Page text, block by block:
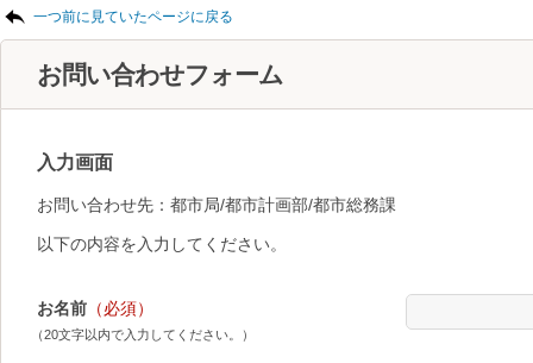
一つ前に見ていたページに戻る
お問い合わせフォーム
入力画面
お問い合わせ先：都市局/都市計画部/都市総務課
以下の内容を入力してください。
お名前 （必須）
（20文字以内で入力してください。）